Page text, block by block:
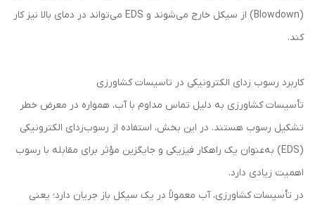
(Blowdown) از سیکل خارج می‌شوند و EDS می‌تواند در دمای بالا نیز کار
کند.
کاربرد رسوب زدای الکترونیکی در تاسیسات کشاورزی
تأسیسات کشاورزی به دلیل تماس مداوم با آب، همواره در معرض خطر
تشکیل رسوب هستند. در این بخش، استفاده از رسوب‌زدای الکترونیکی
(EDS) به‌عنوان یک راهکار فیزیکی و جایگزین مؤثر برای مقابله با رسوب
اهمیت زیادی دارد.
در تأسیسات کشاورزی، آب معمولاً در یک سیکل باز جریان دارد؛ یعنی